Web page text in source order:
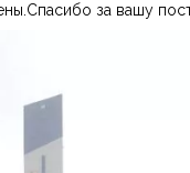
за вашу